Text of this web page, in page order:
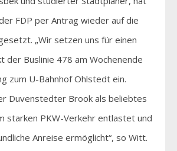
FDP per Antrag wieder auf die
„Wir setzen uns für einen
der Buslinie 478 am Wochenende
zum U-Bahnhof Ohlstedt ein.
Duvenstedter Brook als beliebtes
starken PKW-Verkehr entlastet und
Anreise ermöglicht“, so Witt.